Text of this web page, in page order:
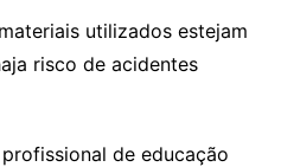
utilizados estejam
risco de acidentes
de educação